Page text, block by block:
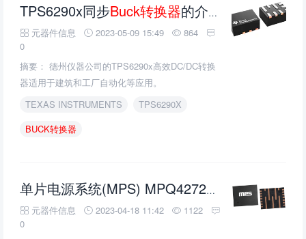
TPS6290x同步Buck转换器的介绍、特性、及应用
元器件信息 2023-05-09 15:49
864
0
摘要： 德州仪器公司的TPS6290x高效DC/DC转换
器适用于建筑和工厂自动化等应用。
TEXAS INSTRUMENTS
TPS6290X
BUCK转换器
单片电源系统(MPS) MPQ4272双 Buck转换器
元器件信息 2023-04-18 11:42
1122
0